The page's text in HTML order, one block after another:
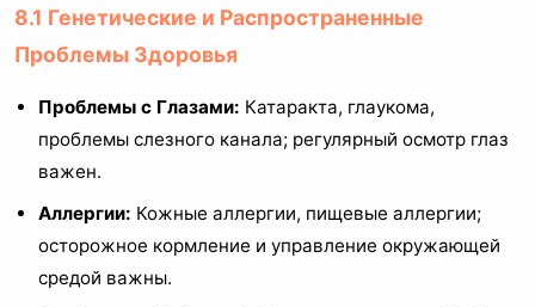
8.1 Генетические и Распространенные
Проблемы Здоровья
Проблемы с Глазами: Катаракта, глаукома,
проблемы слезного канала; регулярный осмотр глаз
важен.
Аллергии: Кожные аллергии, пищевые аллергии;
осторожное кормление и управление окружающей
средой важны.